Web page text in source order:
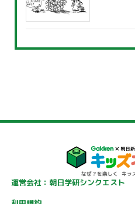
運営会社：朝日学研シンクエスト